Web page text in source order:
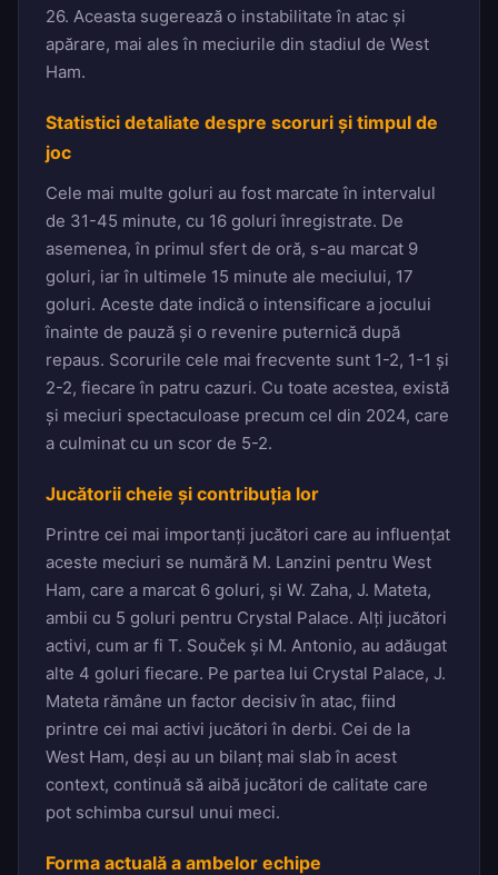
26. Aceasta sugerează o instabilitate în atac și
apărare, mai ales în meciurile din stadiul de West
Ham.
Statistici detaliate despre scoruri și timpul de
joc
Cele mai multe goluri au fost marcate în intervalul
de 31-45 minute, cu 16 goluri înregistrate. De
asemenea, în primul sfert de oră, s-au marcat 9
goluri, iar în ultimele 15 minute ale meciului, 17
goluri. Aceste date indică o intensificare a jocului
înainte de pauză și o revenire puternică după
repaus. Scorurile cele mai frecvente sunt 1-2, 1-1 și
2-2, fiecare în patru cazuri. Cu toate acestea, există
și meciuri spectaculoase precum cel din 2024, care
a culminat cu un scor de 5-2.
Jucătorii cheie și contribuția lor
Printre cei mai importanți jucători care au influențat
aceste meciuri se numără M. Lanzini pentru West
Ham, care a marcat 6 goluri, și W. Zaha, J. Mateta,
ambii cu 5 goluri pentru Crystal Palace. Alți jucători
activi, cum ar fi T. Souček și M. Antonio, au adăugat
alte 4 goluri fiecare. Pe partea lui Crystal Palace, J.
Mateta rămâne un factor decisiv în atac, fiind
printre cei mai activi jucători în derbi. Cei de la
West Ham, deși au un bilanț mai slab în acest
context, continuă să aibă jucători de calitate care
pot schimba cursul unui meci.
Forma actuală a ambelor echipe